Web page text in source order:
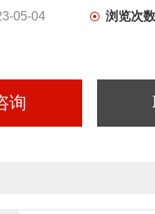
05-04 浏览次数
询